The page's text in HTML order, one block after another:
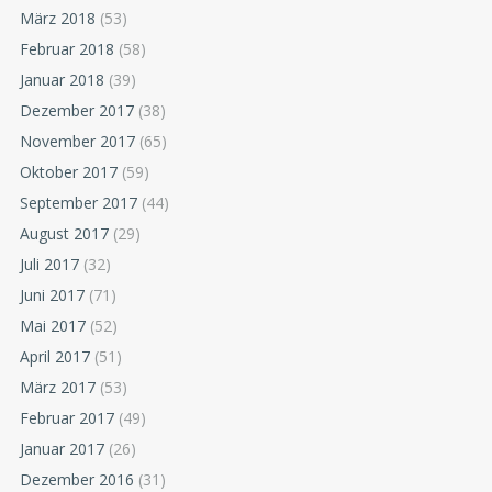
März 2018 (53)
Februar 2018 (58)
Januar 2018 (39)
Dezember 2017 (38)
November 2017 (65)
Oktober 2017 (59)
September 2017 (44)
August 2017 (29)
Juli 2017 (32)
Juni 2017 (71)
Mai 2017 (52)
April 2017 (51)
März 2017 (53)
Februar 2017 (49)
Januar 2017 (26)
Dezember 2016 (31)